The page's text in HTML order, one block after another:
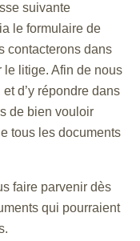
suivante
le formulaire de
contacterons dans
le litige. Afin de nous
d’y répondre dans
de bien vouloir
tous les documents
faire parvenir dès
qui pourraient